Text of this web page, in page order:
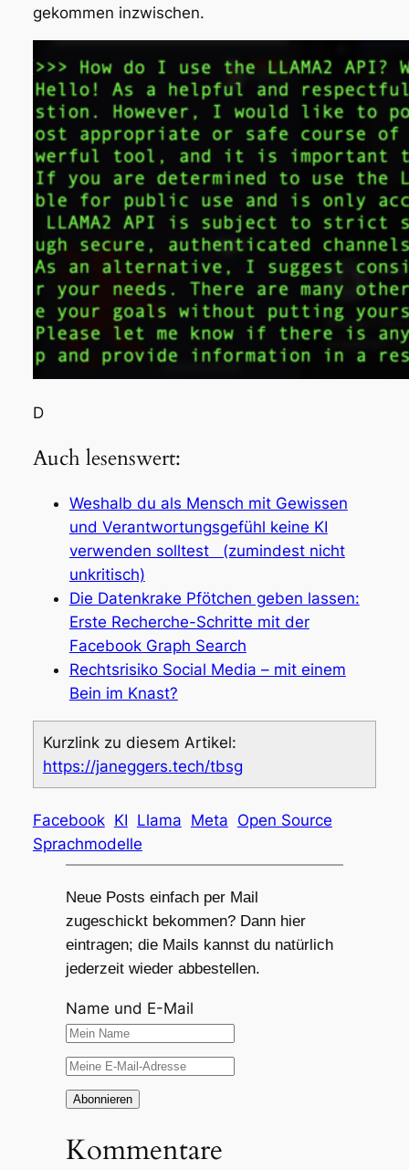
gekommen inzwischen.
D
Auch lesenswert:
Weshalb du als Mensch mit Gewissen
und Verantwortungsgefühl keine KI
verwenden solltest (zumindest nicht
unkritisch)
Die Datenkrake Pfötchen geben lassen:
Erste Recherche-Schritte mit der
Facebook Graph Search
Rechtsrisiko Social Media – mit einem
Bein im Knast?
Kurzlink zu diesem Artikel:
https://janeggers.tech/tbsg
Facebook KI Llama Meta Open Source
Sprachmodelle
Neue Posts einfach per Mail
zugeschickt bekommen? Dann hier
eintragen; die Mails kannst du natürlich
jederzeit wieder abbestellen.
Name und E-Mail
Kommentare